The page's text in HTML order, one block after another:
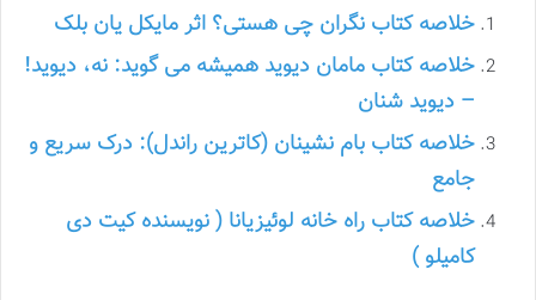
خلاصه کتاب نگران چی هستی؟ اثر مایکل یان بلک
خلاصه کتاب مامان دیوید همیشه می گوید: نه، دیوید!
– دیوید شنان
خلاصه کتاب بام نشینان (کاترین راندل): درک سریع و
جامع
خلاصه کتاب راه خانه لوئیزیانا ( نویسنده کیت دی
کامیلو )